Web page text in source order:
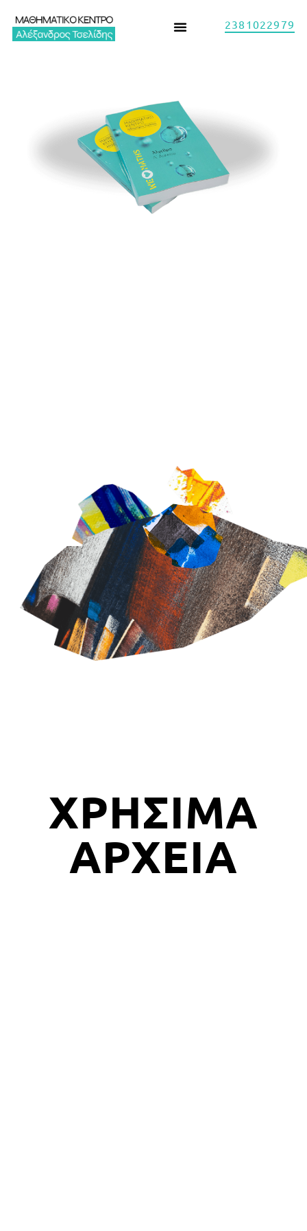
2381022979
ΧΡΗΣΙΜΑ
ΑΡΧΕΙΑ